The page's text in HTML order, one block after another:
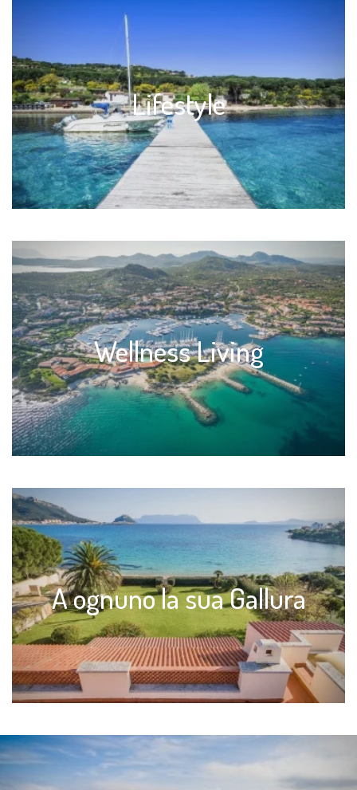
Lifestyle
Wellness Living
A ognuno la sua Gallura